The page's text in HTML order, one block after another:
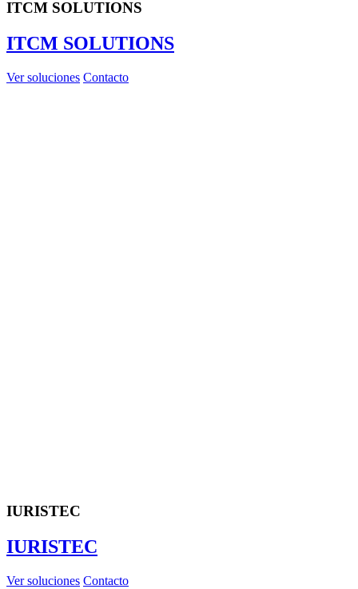
ITCM SOLUTIONS
ITCM SOLUTIONS
Ver soluciones Contacto
IURISTEC
IURISTEC
Ver soluciones Contacto